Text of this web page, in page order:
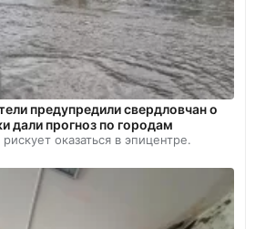
предупредили свердловчан о
дали прогноз по городам
оказаться в эпицентре.